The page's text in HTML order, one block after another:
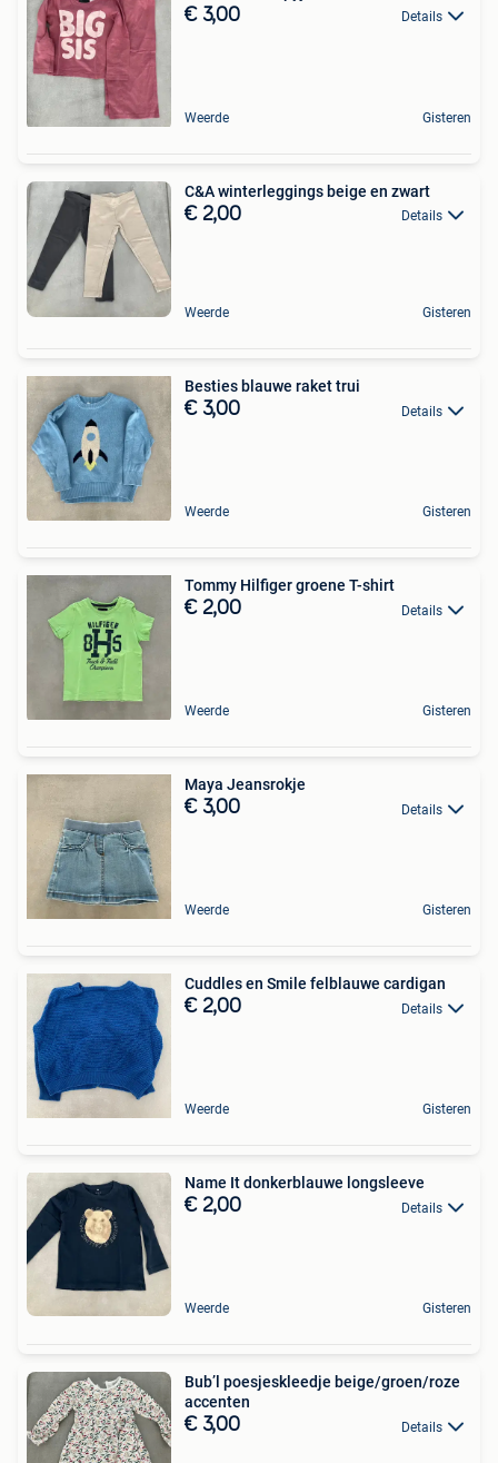
€ 3,00 Details
Weerde Gisteren
C&A winterleggings beige en zwart
€ 2,00 Details
Weerde Gisteren
Besties blauwe raket trui
€ 3,00 Details
Weerde Gisteren
Tommy Hilfiger groene T-shirt
€ 2,00 Details
Weerde Gisteren
Maya Jeansrokje
€ 3,00 Details
Weerde Gisteren
Cuddles en Smile felblauwe cardigan
€ 2,00 Details
Weerde Gisteren
Name It donkerblauwe longsleeve
€ 2,00 Details
Weerde Gisteren
Bub’l poesjeskleedje beige/groen/roze
accenten
€ 3,00 Details